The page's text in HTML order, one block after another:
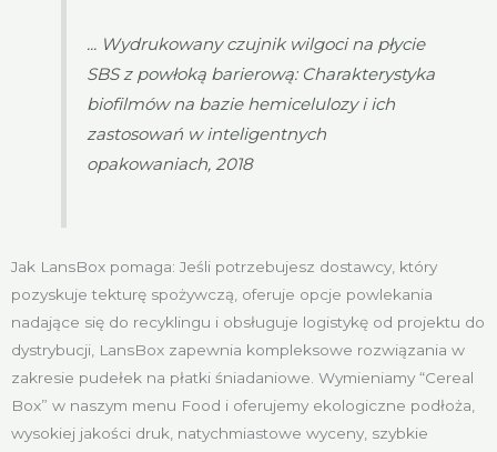
... Wydrukowany czujnik wilgoci na płycie
SBS z powłoką barierową: Charakterystyka
biofilmów na bazie hemicelulozy i ich
zastosowań w inteligentnych
opakowaniach, 2018
Jak LansBox pomaga: Jeśli potrzebujesz dostawcy, który
pozyskuje tekturę spożywczą, oferuje opcje powlekania
nadające się do recyklingu i obsługuje logistykę od projektu do
dystrybucji, LansBox zapewnia kompleksowe rozwiązania w
zakresie pudełek na płatki śniadaniowe. Wymieniamy “Cereal
Box” w naszym menu Food i oferujemy ekologiczne podłoża,
wysokiej jakości druk, natychmiastowe wyceny, szybkie